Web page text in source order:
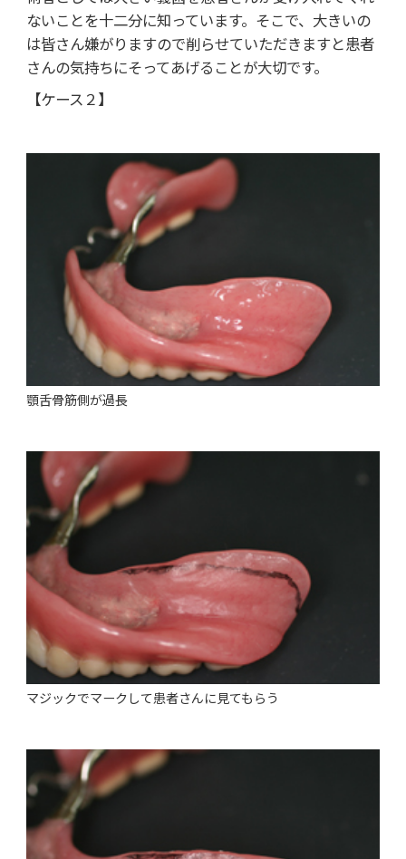
ないことを十二分に知っています。そこで、大きいの
は皆さん嫌がりますので削らせていただきますと患者
さんの気持ちにそってあげることが大切です。
【ケース２】
顎舌骨筋側が過長
マジックでマークして患者さんに見てもらう